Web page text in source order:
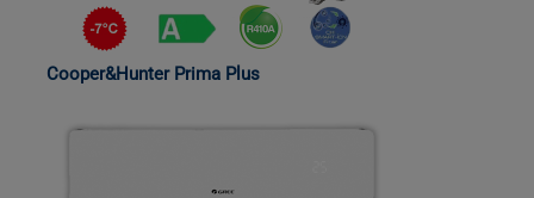
Cooper&Hunter Prima Plus